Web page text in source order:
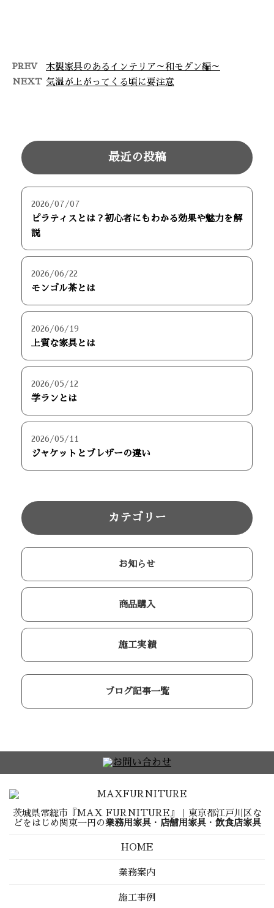
PREV 木製家具のあるインテリア～和モダン編～
NEXT 気温が上がってくる頃に要注意
最近の投稿
2026/07/07
ピラティスとは？初心者にもわかる効果や魅力を解
説
2026/06/22
モンゴル茶とは
2026/06/19
上質な家具とは
2026/05/12
学ランとは
2026/05/11
ジャケットとブレザーの違い
カテゴリー
お知らせ
商品購入
施工実績
ブログ記事一覧
茨城県常総市『MAX FURNITURE』｜東京都江戸川区な
どをはじめ関東一円の業務用家具・ 店舗用家具・ 飲食店家具
HOME
業務案内
施工事例